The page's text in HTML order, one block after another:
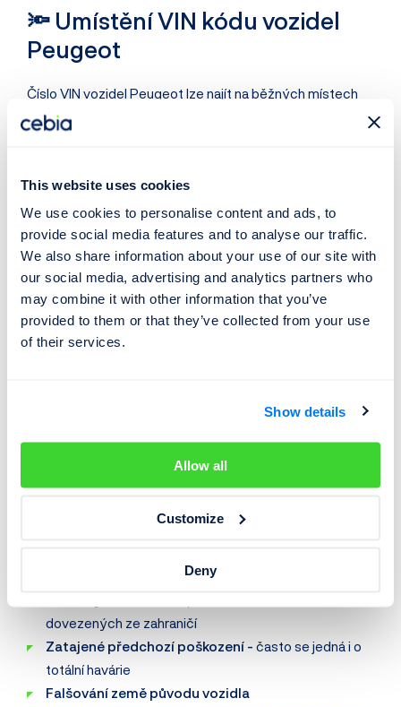
This website uses cookies
We use cookies to personalise content and ads, to
provide social media features and to analyse our traffic.
We also share information about your use of our site with
our social media, advertising and analytics partners who
may combine it with other information that you’ve
provided to them or that they’ve collected from your use
of their services.
Show details
Allow all
Customize
Deny
🔦 Umístění VIN kódu vozidel
Peugeot
Číslo VIN vozidel Peugeot lze najít na běžných místech
přímo na voze nebo v související dokumentaci:
motorovém prostoru
Na typovém štítku v prostoru předních dveří
Vmalém technickém průkazu
Vevelkém technickém průkazu
V dokladech opojištění(např. zelená karta)
Více informací o umístění VIN naleznete v samostatném
článkuKde najdu VIN kód
⚠️ Podvody s ojetými Peugeoty
Peugeot je jedna z nejoblíbenějších
značky bývají ojeté Peugeoty terčem podvodníků.
dovezených ze zahraničí
Zatajené předchozí poškození - často se jedná i o
totální havárie
Falšování země původu vozidla